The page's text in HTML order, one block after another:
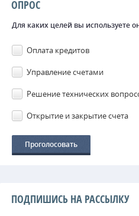
ОПРОС
Для каких целей вы используете
Оплата кредитов
Управление счетами
Решение технических
Открытие и закрытие счета
ПОДПИШИСЬ НА РАССЫЛКУ